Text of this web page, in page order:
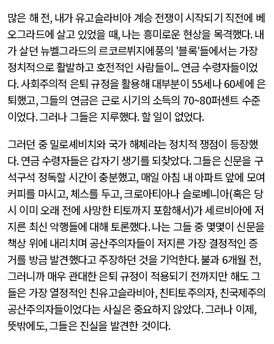
많은 해 전, 내가 유고슬라비아 계승 전쟁이 시작되기 직전에 베
오그라드에 살고 있었을 때,나는 흥미로운 현상을 목격했다.내
가 살던 뉴벨그라드의 르코르뷔지에풍의 '블록'들에서는 가장
정치적으로 활발하고 호전적인 사람들이...연금 수령자들이었
다.사회주의적 은퇴 규정을 활용해 대부분이 55세나60세에 은
퇴했고,그들의 연금은 근로 시기의 소득의 70~80퍼센트 수준
이었다.그러나 그들은 지루했다.할 일이 없었다.
그러던 중 밀로셰비치와 국가 해체라는 정치적 쟁점이 등장했
다.연금 수령자들은 갑자기 생기를 되찾았다.그들은 신문을 구
석구석 정독할 시간이 충분했고, 매일 아침 내 아파트 앞에 모여
커피를 마시고,체스를 두고,크로아티아나 슬로베니아(혹은 당
시 이미 오래 전에 사망한 티토까지 포함해서)가 세르비아에 저
지른 최신 악행들에 대해 토론했다.나는 그들 중 몇몇이 신문을
책상 위에 내리치며 공산주의자들이 저지른 가장 결정적인 증
거를 방금 발견했다고 주장하던 것을 기억한다.불과 6개월 전,
그러니까 매우 관대한 은퇴 규정이 적용되기 전까지만 해도 그
들은 가장 열정적인 친유고슬라비아,친티토주의자, 친국제주의
공산주의자들이었다는 사실은 중요하지 않았다.그러나 이제,
뜻밖에도,그들은 진실을 발견한 것이다.